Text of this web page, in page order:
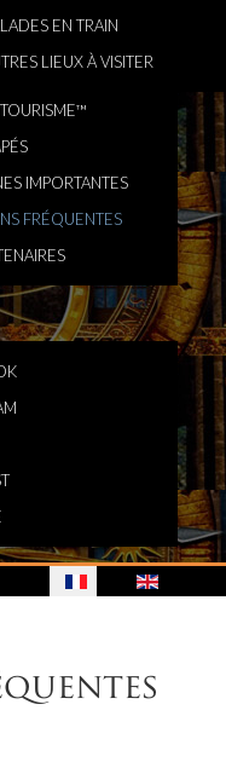
EN TRAIN
LIEUX À VISITER
IMPORTANTES
FRÉQUENTES